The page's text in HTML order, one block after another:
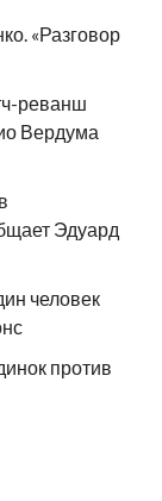
«Разговор
реванш
Вердума
Эдуард
человек
против